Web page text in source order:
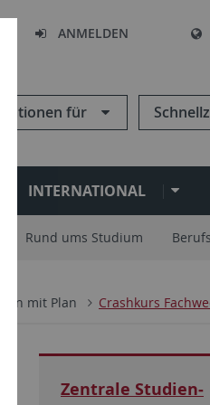
ANMELDEN
für
INTERNATIONAL
Rund ums Studium
mit Plan Crashkurs
Zentrale Studien­